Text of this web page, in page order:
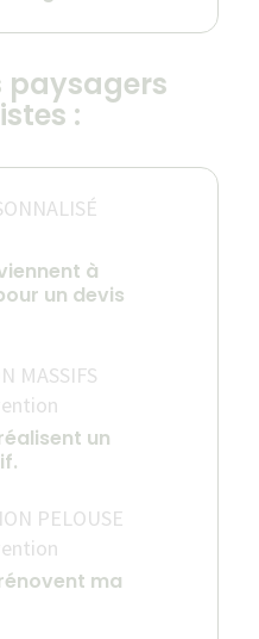
paysagers
:
à
un devis
MASSIFS
un
PELOUSE
ma